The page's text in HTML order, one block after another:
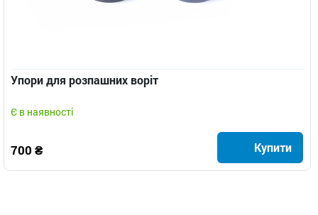
Упори для розпашних воріт
Є в наявності
700 ₴ Купити